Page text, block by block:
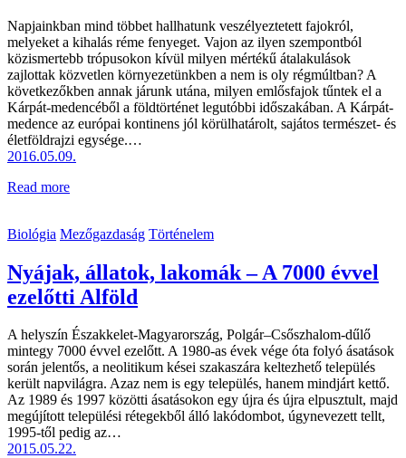
Napjainkban mind többet hallhatunk veszélyeztetett fajokról,
melyeket a kihalás réme fenyeget. Vajon az ilyen szempontból
közismertebb trópusokon kívül milyen mértékű átalakulások
zajlottak közvetlen környezetünkben a nem is oly régmúltban? A
következőkben annak járunk utána, milyen emlősfajok tűntek el a
Kárpát-medencéből a földtörténet legutóbbi időszakában. A Kárpát-
medence az európai kontinens jól körülhatárolt, sajátos természet- és
életföldrajzi egysége.…
2016.05.09.
Read more
Biológia Mezőgazdaság Történelem
Nyájak, állatok, lakomák – A 7000 évvel
ezelőtti Alföld
A helyszín Északkelet-Magyarország, Polgár–Csőszhalom-dűlő
mintegy 7000 évvel ezelőtt. A 1980-as évek vége óta folyó ásatások
során jelentős, a neolitikum kései szakaszára keltezhető település
került napvilágra. Azaz nem is egy település, hanem mindjárt kettő.
Az 1989 és 1997 közötti ásatásokon egy újra és újra elpusztult, majd
megújított települési rétegekből álló lakódombot, úgynevezett tellt,
1995-től pedig az…
2015.05.22.